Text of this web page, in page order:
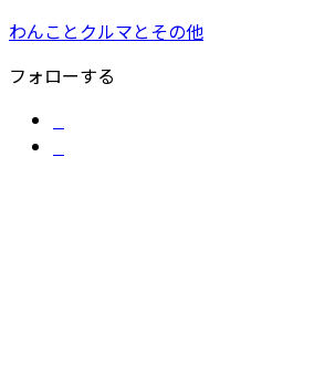
わんことクルマとその他
フォローする